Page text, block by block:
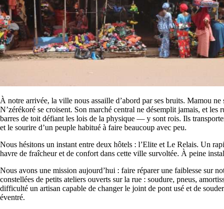
À notre arrivée, la ville nous assaille d’abord par ses bruits. Mamou
N’zérékoré se croisent. Son marché central ne désemplit jamais, et
barres de toit défiant les lois de la physique — y sont rois. Ils
et le sourire d’un peuple habitué à faire beaucoup avec peu.
Nous hésitons un instant entre deux hôtels : l’Elite et Le Relais. Un
havre de fraîcheur et de confort dans cette ville survoltée. À peine
Nous avons une mission aujourd’hui : faire réparer une faiblesse sur
constellées de petits ateliers ouverts sur la rue : soudure, pneus,
difficulté un artisan capable de changer le joint de pont usé et de
éventré.